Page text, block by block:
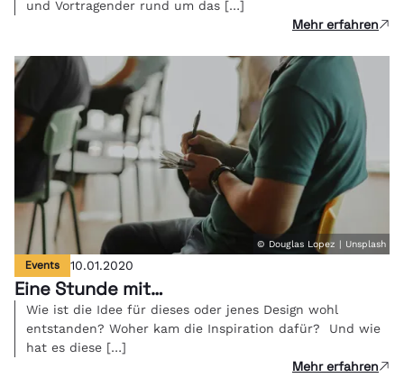
und Vortragender rund um das […]
Mehr erfahren
© Douglas Lopez | Unsplash
Events 10.01.2020
Eine Stunde mit…
Wie ist die Idee für dieses oder jenes Design wohl
entstanden? Woher kam die Inspiration dafür? Und wie
hat es diese […]
Mehr erfahren